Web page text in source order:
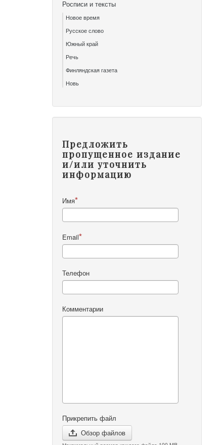
Росписи и тексты
Новое время
Русское слово
Южный край
Речь
Финляндская газета
Новь
Предложить
пропущенное издание
и/или уточнить
информацию
Имя
Email
Телефон
Комментарии
Прикрепить файл
Обзор файлов